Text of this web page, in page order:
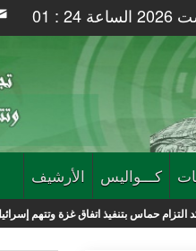
كـــواليس الأرشيف
اتفاق غزة وتتهم إسرائيل بالتأخير